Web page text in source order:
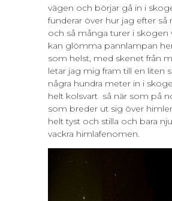
vägen och börjar gå in i
funderar över hur jag efter så
och så många turer i skogen
kan glömma pannlampan
som helst, med skenet från
letar jag mig fram till en liten
några hundra meter in i
helt kolsvart så när som på
som breder ut sig över
helt tyst och stilla och bara
vackra himlafenomen.